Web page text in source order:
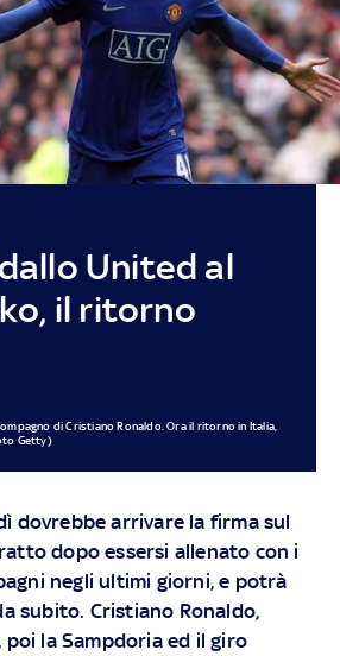
United al
il ritorno
di Cristiano Ronaldo. Ora il ritorno in Italia,
Getty)
dovrebbe arrivare la firma sul
dopo essersi allenato con i
negli ultimi giorni, e potrà
subito. Cristiano Ronaldo,
poi la Sampdoria ed il giro